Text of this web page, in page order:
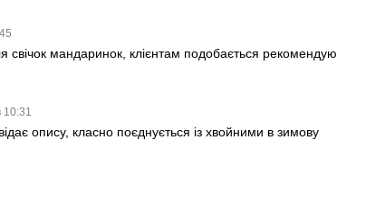
свічок мандаринок, клієнтам подобається рекомендую
10:31
опису, класно поєднується із хвойними в зимову